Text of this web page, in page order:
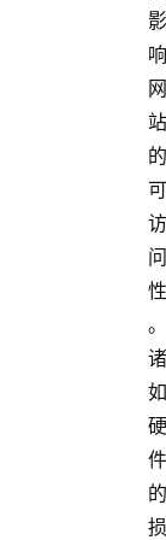
影
响
网
站
的
可
访
问
性
。
诸
如
硬
件
的
损